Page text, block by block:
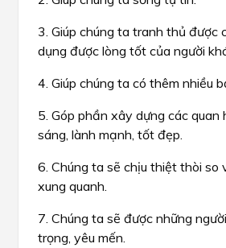
3. Giúp chúng ta tranh thủ được
dụng được lòng tốt của người
4. Giúp chúng ta có thêm nhiều
5. Góp phần xây dựng các quan
sáng, lành mạnh, tốt đẹp.
6. Chúng ta sẽ chịu thiệt thòi so
xung quanh.
7. Chúng ta sẽ được những
trọng, yêu mến.